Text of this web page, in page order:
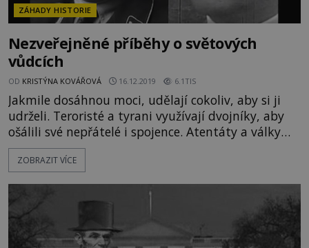
ZÁHADY HISTORIE
Nezveřejněné příběhy o světových
vůdcích
OD KRISTÝNA KOVÁŘOVÁ 16.12.2019 6.1TIS
Jakmile dosáhnou moci, udělají cokoliv, aby si ji
udrželi. Teroristé a tyrani využívají dvojníky, aby
ošálili své nepřátelé i spojence. Atentáty a války
poskytují světovým vůdcům krytí pro neuvěřitelné
podvody. Někteří fingují svou smrt.
ZOBRAZIT VÍCE